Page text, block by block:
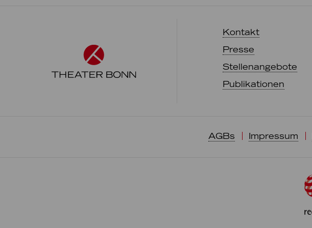
Kontakt
Presse
Stellenangebote
Publikationen
AGBs Impressum